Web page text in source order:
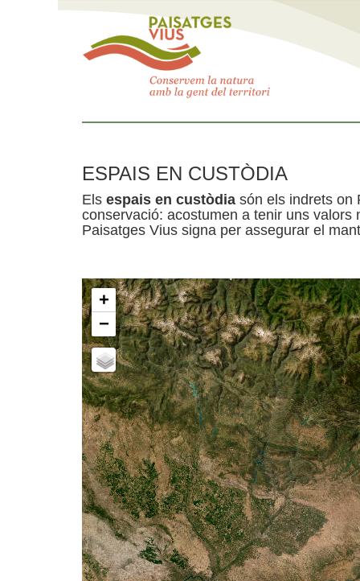
ESPAIS EN CUSTÒDIA
Els espais en custòdia són els indrets on
conservació: acostumen a tenir uns
Paisatges Vius signa per assegurar el
+
−